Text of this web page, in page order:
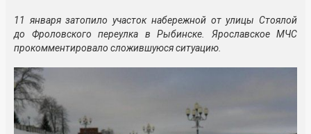
11 января затопило участок набережной от улицы Стоялой
до Фроловского переулка в Рыбинске. Ярославское МЧС
прокомментировало сложившуюся ситуацию.